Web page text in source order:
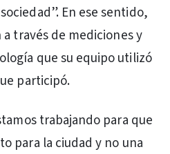
En ese sentido,
través de mediciones y
que su equipo utilizó
participó.
trabajando para que
para la ciudad y no una